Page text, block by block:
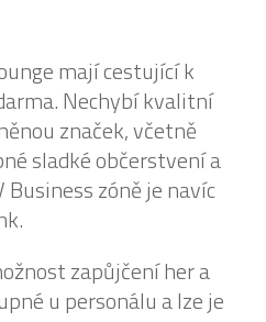
mají cestující k
Nechybí kvalitní
značek, včetně
sladké občerstvení a
zóně je navíc
zapůjčení her a
u personálu a lze je